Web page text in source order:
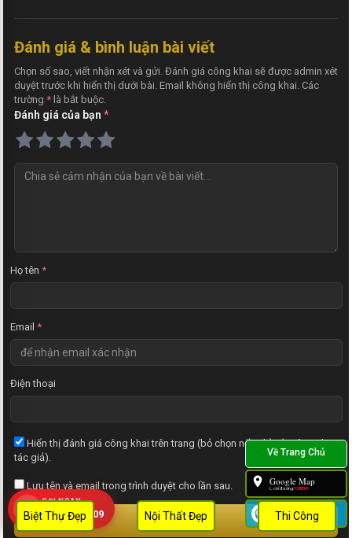
Đánh giá & bình luận bài viết
Chọn số sao, viết nhận xét và gửi. Đánh giá công khai sẽ được admin xét
duyệt trước khi hiển thị dưới bài. Email không hiển thị công khai. Các
trường * là bắt buộc.
Đánh giá của bạn *
Họ tên *
Email *
Điện thoại
Hiển thị đánh giá công khai trên trang (bỏ chọn nếu chỉ gửi riêng cho
tác giả).
Lưu tên và email trong trình duyệt cho lần sau.
GỬI ĐÁNH GIÁ
Biệt Thự Đẹp Nội Thất Đẹp Thi Công
Google Map
L.chỉ đường:138310
Zalo
GỌI NGAY
0909 452 109